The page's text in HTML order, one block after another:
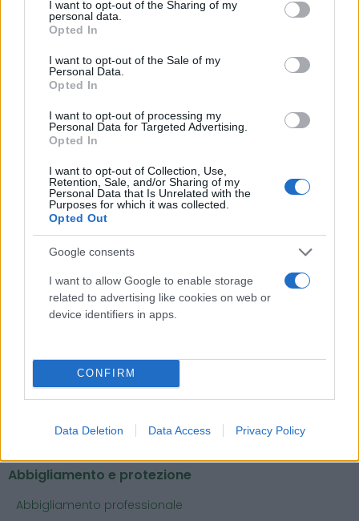
not limited to your visit or usage behaviour. You may click to
grant or deny consent to Google and its third-party tags to
use your data for below specified purposes in below Google
consent section.
I want to opt-out of the Sharing of my
personal data.
Opted In
I want to opt-out of the Sale of my
Personal Data.
Opted In
I want to opt-out of processing my
Personal Data for Targeted Advertising.
Opted In
I want to opt-out of Collection, Use,
Retention, Sale, and/or Sharing of my
Personal Data that Is Unrelated with the
Purposes for which it was collected.
Opted Out
Google consents
I want to allow Google to enable storage
related to advertising like cookies on web or
device identifiers in apps.
CONFIRM
Data Deletion Data Access Privacy Policy
Enteroclisma da viaggio - 2 litri - GIMA
6,30 € (iva esclusa)
Fornito in scatola di cartone con 2 cannule
(vaginale, anale), rubinetto apribile, tubo e...
( 0 recensioni )
Categorie
Abbigliamento e protezione
Abbigliamento professionale